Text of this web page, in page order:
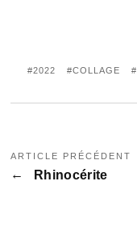
2022 COLLAGE
ARTICLE PRÉCÉDENT
Rhinocérite